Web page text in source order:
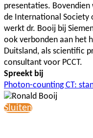
presentaties.
de International Society
werkt dr. Booij bij
ook verbonden aan het
Duitsland, als scientific
consultant voor PCCT.
Spreekt bij
Photon-counting CT:
Sluiten